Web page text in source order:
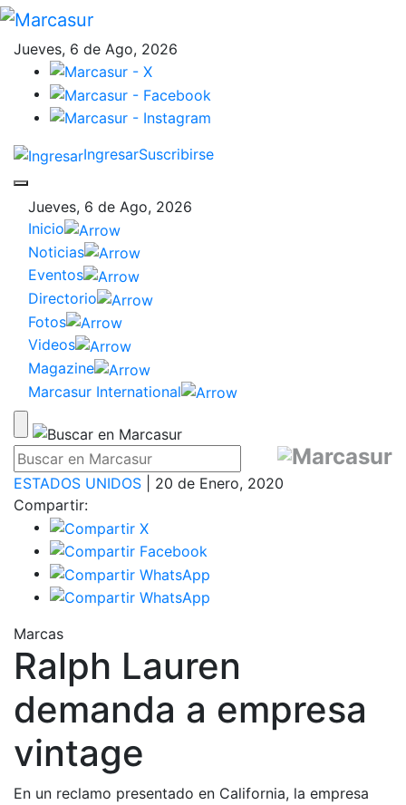
Jueves, 6 de Ago, 2026
IngresarSuscribirse
Jueves, 6 de Ago, 2026
Inicio
Noticias
Eventos
Directorio
Fotos
Videos
Magazine
Marcasur International
ESTADOS UNIDOS | 20 de Enero, 2020
Compartir:
Marcas
Ralph Lauren
demanda a empresa
vintage
En un reclamo presentado en California, la empresa